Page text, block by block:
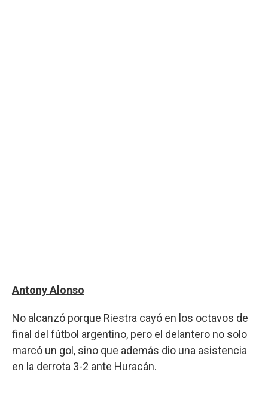
Antony Alonso
No alcanzó porque Riestra cayó en los octavos de
final del fútbol argentino, pero el delantero no solo
marcó un gol, sino que además dio una asistencia
en la derrota 3-2 ante Huracán.